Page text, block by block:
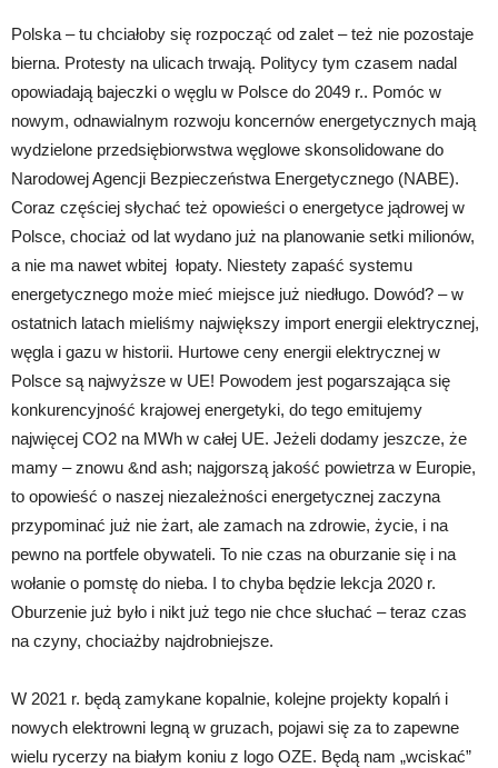
Polska – tu chciałoby się rozpocząć od zalet – też nie pozostaje
bierna. Protesty na ulicach trwają. Politycy tym czasem nadal
opowiadają bajeczki o węglu w Polsce do 2049 r.. Pomóc w
nowym, odnawialnym rozwoju koncernów energetycznych mają
wydzielone przedsiębiorwstwa węglowe skonsolidowane do
Narodowej Agencji Bezpieczeństwa Energetycznego (NABE).
Coraz częściej słychać też opowieści o energetyce jądrowej w
Polsce, chociaż od lat wydano już na planowanie setki milionów,
a nie ma nawet wbitej łopaty. Niestety zapaść systemu
energetycznego może mieć miejsce już niedługo. Dowód? – w
ostatnich latach mieliśmy największy import energii elektrycznej,
węgla i gazu w historii. Hurtowe ceny energii elektrycznej w
Polsce są najwyższe w UE! Powodem jest pogarszająca się
konkurencyjność krajowej energetyki, do tego emitujemy
najwięcej CO2 na MWh w całej UE. Jeżeli dodamy jeszcze, że
mamy – znowu &nd ash; najgorszą jakość powietrza w Europie,
to opowieść o naszej niezależności energetycznej zaczyna
przypominać już nie żart, ale zamach na zdrowie, życie, i na
pewno na portfele obywateli. To nie czas na oburzanie się i na
wołanie o pomstę do nieba. I to chyba będzie lekcja 2020 r.
Oburzenie już było i nikt już tego nie chce słuchać – teraz czas
na czyny, chociażby najdrobniejsze.
W 2021 r. będą zamykane kopalnie, kolejne projekty kopalń i
nowych elektrowni legną w gruzach, pojawi się za to zapewne
wielu rycerzy na białym koniu z logo OZE. Będą nam „wciskać”